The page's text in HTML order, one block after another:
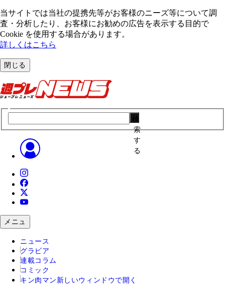
当サイトでは当社の提携先等がお客様のニーズ等について調
査・分析したり、お客様にお勧めの広告を表⽰する⽬的で
Cookie を使⽤する場合があります。
詳しくはこちら
閉じる
索
す
る
メニュ
ニュース
グラビア
連載コラム
コミック
キン肉マン 新しいウィンドウで開く